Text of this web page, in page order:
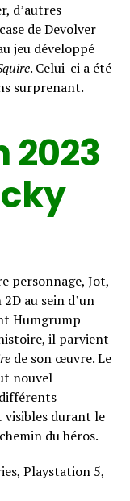
d’autres
de Devolver
jeu développé
. Celui-ci a été
surprenant.
2023
personnage, Jot,
au sein d’un
Humgrump
il parvient
de son œuvre. Le
nouvel
visibles durant le
du héros.
Playstation 5,